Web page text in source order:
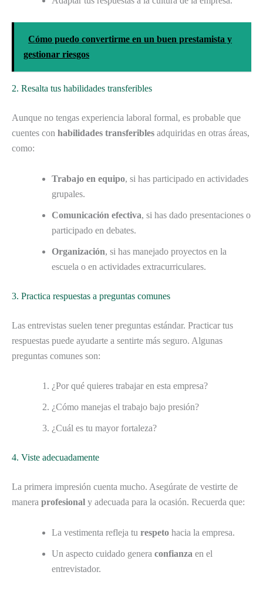
Cómo puedo convertirme en un buen prestamista y
gestionar riesgos
2. Resalta tus habilidades transferibles
Aunque no tengas experiencia laboral formal, es probable que
cuentes con habilidades transferibles adquiridas en otras áreas,
como:
Trabajo en equipo, si has participado en actividades
grupales.
Comunicación efectiva, si has dado presentaciones o
participado en debates.
Organización, si has manejado proyectos en la
escuela o en actividades extracurriculares.
3. Practica respuestas a preguntas comunes
Las entrevistas suelen tener preguntas estándar. Practicar tus
respuestas puede ayudarte a sentirte más seguro. Algunas
preguntas comunes son:
¿Por qué quieres trabajar en esta empresa?
¿Cómo manejas el trabajo bajo presión?
¿Cuál es tu mayor fortaleza?
4. Viste adecuadamente
La primera impresión cuenta mucho. Asegúrate de vestirte de
manera profesional y adecuada para la ocasión. Recuerda que:
La vestimenta refleja tu respeto hacia la empresa.
Un aspecto cuidado genera confianza en el
entrevistador.